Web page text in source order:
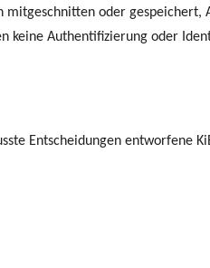
mitgeschnitten oder
keine Authentifizierung oder
Entscheidungen entworfene